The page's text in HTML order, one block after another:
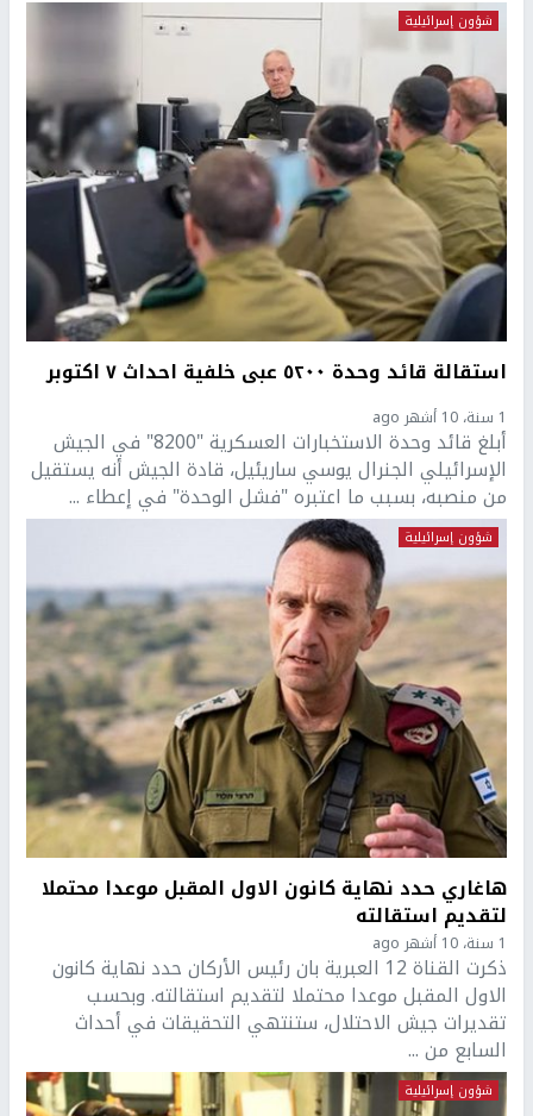
شؤون إسرائيلية
استقالة قائد وحدة ٥٢٠٠ عبى خلفية احداث ٧ اكتوبر
1 سنة، 10 أشهر ago
أبلغ قائد وحدة الاستخبارات العسكرية "8200" في الجيش
الإسرائيلي الجنرال يوسي ساريئيل، قادة الجيش أنه يستقيل
من منصبه، بسبب ما اعتبره "فشل الوحدة" في إعطاء ...
شؤون إسرائيلية
هاغاري حدد نهاية كانون الاول المقبل موعدا محتملا
لتقديم استقالته
1 سنة، 10 أشهر ago
ذكرت القناة 12 العبرية بان رئيس الأركان حدد نهاية كانون
الاول المقبل موعدا محتملا لتقديم استقالته. وبحسب
تقديرات جيش الاحتلال، ستنتهي التحقيقات في أحداث
السابع من ...
شؤون إسرائيلية